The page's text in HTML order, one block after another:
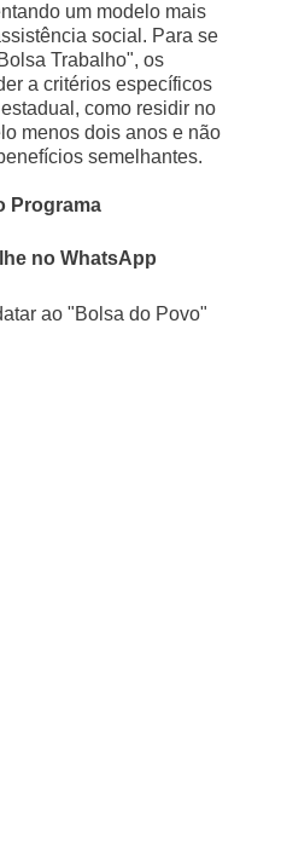
um modelo mais
social. Para se
Trabalho", os
a critérios específicos
como residir no
menos dois anos e não
semelhantes.
Programa
no WhatsApp
ao "Bolsa do Povo"